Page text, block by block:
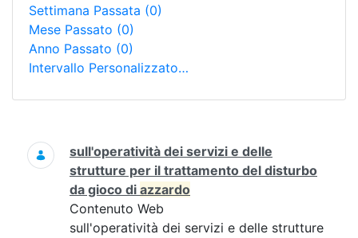
Settimana Passata (0)
Mese Passato (0)
Anno Passato (0)
Intervallo Personalizzato…
Ricerca
sull'operatività dei servizi e delle
strutture per il trattamento del disturbo
da gioco di azzardo
Contenuto Web
sull'operatività dei servizi e delle strutture